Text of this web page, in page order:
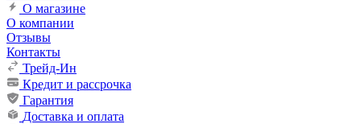
О магазине
О компании
Отзывы
Контакты
Трейд-Ин
Кредит и рассрочка
Гарантия
Доставка и оплата